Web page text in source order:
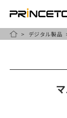
HOMEデジタル製品